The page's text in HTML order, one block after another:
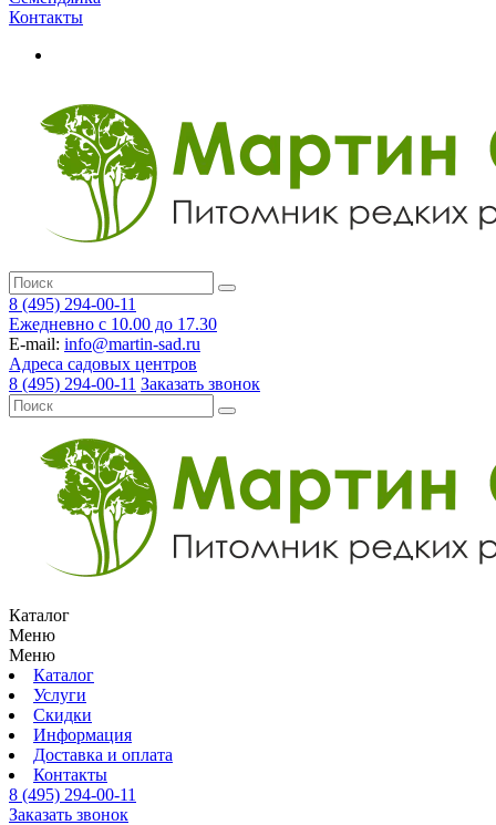
Контакты
8 (495) 294-00-11
Ежедневно с 10.00 до 17.30
E-mail: info@martin-sad.ru
Адреса садовых центров
8 (495) 294-00-11 Заказать звонок
Каталог
Меню
Меню
Каталог
Услуги
Скидки
Информация
Доставка и оплата
Контакты
8 (495) 294-00-11
Заказать звонок